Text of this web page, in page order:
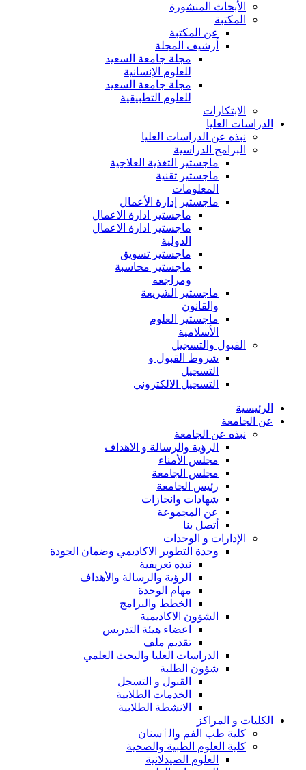
الأبحاث المنشورة
المكتبة
عن المكتبة
أرشيف المجلة
مجلة جامعة السعيد
للعلوم الإنسانية
مجلة جامعة السعيد
للعلوم التطبيقية
الابتكارات
الدراسات العليا
نبذه عن الدراسات العليا
البرامج الدراسية
ماجستير التغذية العلاجية
ماجستير تقنية
المعلومات
ماجستير إدارة الأعمال
ماجستير ادارة الاعمال
ماجستير ادارة الاعمال
الدولية
ماجستير تسويق
ماجستير محاسبة
ومراجعه
ماجستير الشريعة
والقانون
ماجستير العلوم
الأسلامية
القبول والتسجيل
شروط القبول و
التسجيل
التسجيل الالكتروني
الرئيسية
عن الجامعة
نبذه عن الجامعة
الرؤية والرسالة و الاهداف
مجلس الأمناء
مجلس الجامعة
رئيس الجامعة
شهادات وانجازات
عن المجموعة
أتصل بنا
الإدارات و الوحدات
وحدة التطوير الاكاديمي وضمان الجودة
نبذه تعريفية
الرؤية والرسالة والأهداف
مهام الوحدة
الخطط والبرامج
الشؤون الاكاديمية
اعضاء هيئة التدريس
تقديم ملف
الدراسات العليا والبحث العلمي
شؤون الطلبة
القبول و التسجل
الخدمات الطلابية
الانشطة الطلابية
الكليات و المراكز
كلية طب الفم والٲسنان
كلية العلوم الطبية والصحية
العلوم الصيدلانية